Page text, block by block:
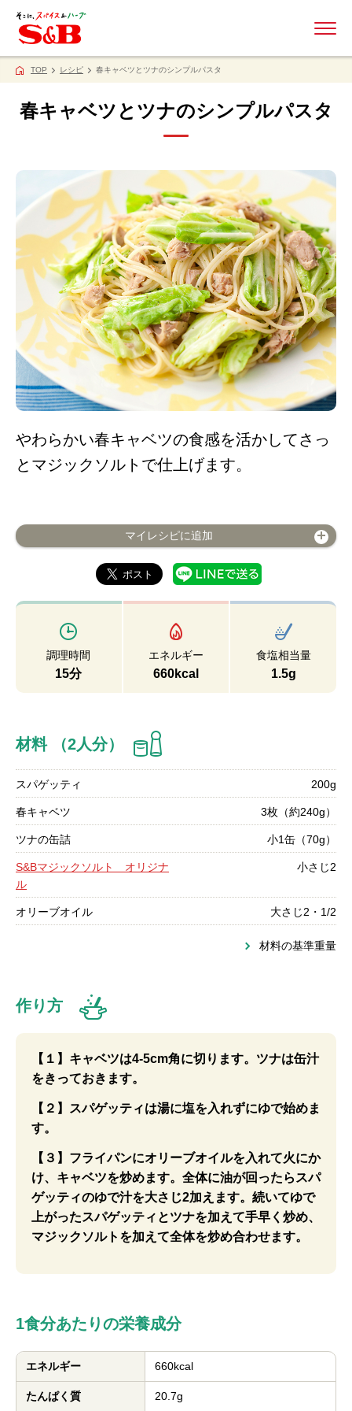
TOP レシピ 春キャベツとツナのシンプルパスタ
春キャベツとツナのシンプルパスタ
やわらかい春キャベツの食感を活かしてさっ
とマジックソルトで仕上げます。
マイレシピに追加
調理時間
15分
エネルギー
660kcal
食塩相当量
1.5g
材料 （2人分）
スパゲッティ 200g
春キャベツ 3枚（約240g）
ツナの缶詰 小1缶（70g）
S&Bマジックソルト オリジナ
ル
小さじ2
オリーブオイル 大さじ2・1/2
材料の基準重量
作り方
【１】キャベツは4-5cm角に切ります。ツナは缶汁
をきっておきます。
【２】スパゲッティは湯に塩を入れずにゆで始めま
す。
【３】フライパンにオリーブオイルを入れて火にか
け、キャベツを炒めます。全体に油が回ったらスパ
ゲッティのゆで汁を大さじ2加えます。続いてゆで
上がったスパゲッティとツナを加えて手早く炒め、
マジックソルトを加えて全体を炒め合わせます。
1食分あたりの栄養成分
エネルギー 660kcal
たんぱく質 20.7g